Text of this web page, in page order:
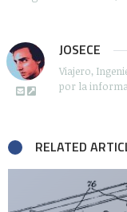
JOSECE
Viajero,
por la
RELATED